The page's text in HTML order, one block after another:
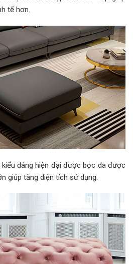
tế hơn.
dáng hiện đại được bọc da được
giúp tăng diện tích sử dụng.